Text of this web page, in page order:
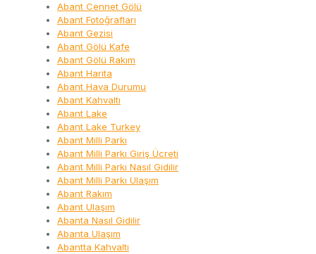
Abant Cennet Gölü
Abant Fotoğrafları
Abant Gezisi
Abant Gölü Kafe
Abant Gölü Rakım
Abant Harita
Abant Hava Durumu
Abant Kahvaltı
Abant Lake
Abant Lake Turkey
Abant Milli Parkı
Abant Milli Parkı Giriş Ücreti
Abant Milli Parkı Nasıl Gidilir
Abant Milli Parkı Ulaşım
Abant Rakım
Abant Ulaşım
Abanta Nasıl Gidilir
Abanta Ulaşım
Abantta Kahvaltı